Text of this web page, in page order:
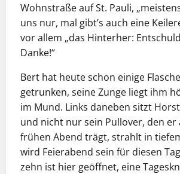
Wohnstraße auf St. Pauli,
uns nur, mal gibt’s auch eine
vor allem „das Hinterher:
Danke!“
Bert hat heute schon einige
getrunken, seine Zunge liegt ihm
im Mund. Links daneben sitzt
und nicht nur sein Pullover, den er
frühen Abend trägt, strahlt in
wird Feierabend sein für diesen
zehn ist hier geöffnet, eine